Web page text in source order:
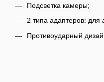
Подсветка камеры;
2 типа адаптеров: для
Противоударный